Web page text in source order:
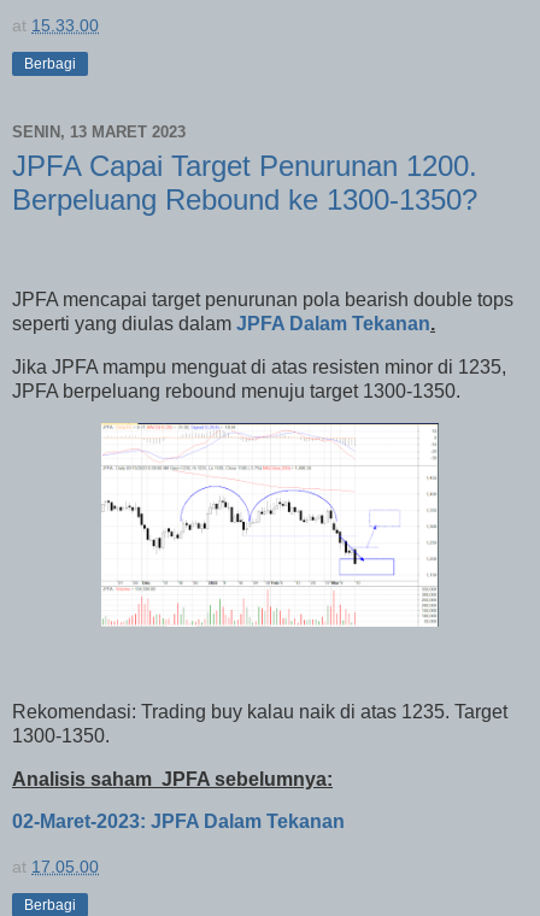
at 15.33.00
Berbagi
SENIN, 13 MARET 2023
JPFA Capai Target Penurunan 1200.
Berpeluang Rebound ke 1300-1350?
JPFA mencapai target penurunan pola bearish double tops
seperti yang diulas dalam JPFA Dalam Tekanan.
Jika JPFA mampu menguat di atas resisten minor di 1235,
JPFA berpeluang rebound menuju target 1300-1350.
Rekomendasi: Trading buy kalau naik di atas 1235. Target
1300-1350.
Analisis saham JPFA sebelumnya:
02-Maret-2023: JPFA Dalam Tekanan
at 17.05.00
Berbagi